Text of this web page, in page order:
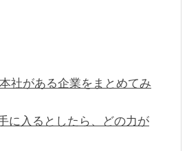
本社がある企業をまとめてみ
に入るとしたら、どの力が